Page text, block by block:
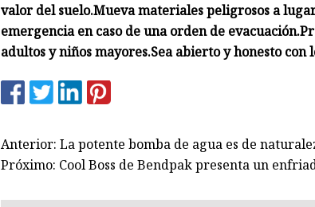
valor del suelo.Mueva materiales peligrosos a
emergencia en caso de una orden de evacuación.
adultos y niños mayores.Sea abierto y honesto con
Anterior: La potente bomba de agua es de
Próximo: Cool Boss de Bendpak presenta un